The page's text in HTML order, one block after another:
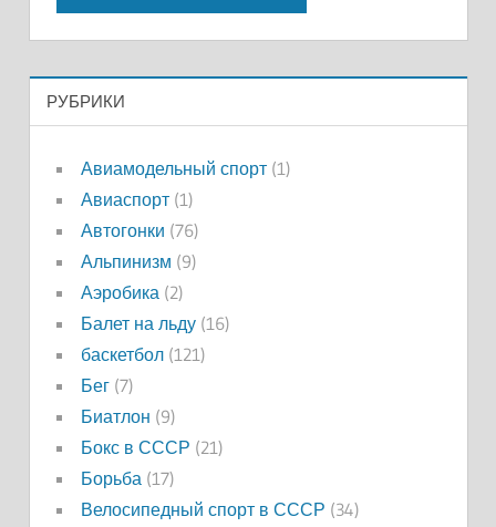
РУБРИКИ
Авиамодельный спорт(1)
Авиаспорт(1)
Автогонки (76)
Альпинизм (9)
Аэробика (2)
Балет на льду(16)
баскетбол(121)
Бег(7)
Биатлон (9)
Бокс в СССР (21)
Борьба (17)
Велосипедный спорт в СССР (34)